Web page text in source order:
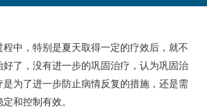
，特别是夏天取得一定的疗效后，就不
了，没有进一步的巩固治疗，认为巩固治
为了进一步防止病情反复的措施，还是需
和控制有效。